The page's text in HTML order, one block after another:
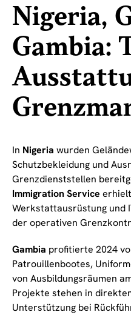
Nigeria,
Gambia:
In Nigeria wurden
Schutzbekleidung und
Grenzdienststellen
Immigration Service
Werkstattausrüstung und
der operativen
Gambia profitierte 2024
Patrouillenbootes,
von Ausbildungsräumen
Projekte stehen in
Unterstützung bei